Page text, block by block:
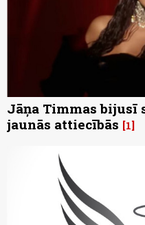
Jāņa Timmas bijusī
jaunās attiecībās 1